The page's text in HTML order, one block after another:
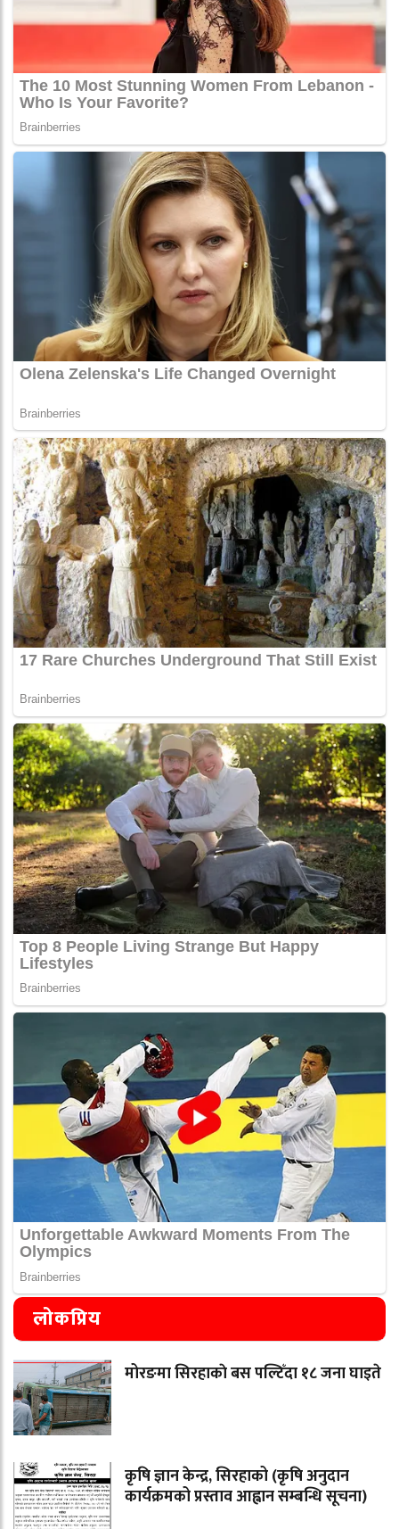
लोकप्रिय
मोरङमा सिरहाकाे बस पल्टिँदा १८ जना घाइते
कृषि ज्ञान केन्द्र, सिरहाको (कृषि अनुदान
कार्यक्रमको प्रस्ताव आह्वान सम्बन्धि सूचना)